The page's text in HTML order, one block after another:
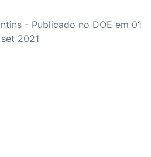
- Publicado no DOE em 01
set 2021